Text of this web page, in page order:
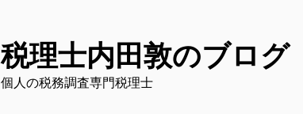
税理士内田敦のブログ
個人の税務調査専門税理士